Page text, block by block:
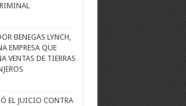
BENEGAS LYNCH,
EMPRESA QUE
VENTAS DE TIERRAS
EL JUICIO CONTRA